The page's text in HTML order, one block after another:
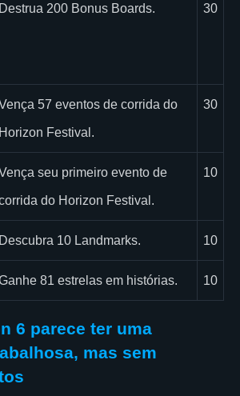
Destrua 200 Bonus Boards. 30
57 eventos de corrida do
Horizon Festival.
30
seu primeiro evento de
do Horizon Festival.
10
Descubra 10 Landmarks. 10
81 estrelas em histórias. 10
6 parece ter uma
mas sem